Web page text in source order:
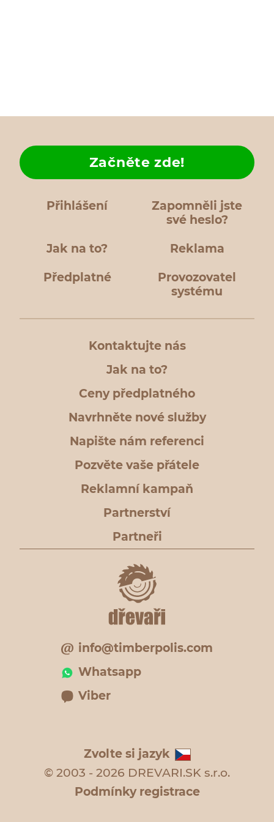
Přihlášení
Zapomněli jste
své heslo?
Jak na to?
Začněte zde!
Reklama
Předplatné
Provozovatel
systému
Kontaktujte nás
Jak na to?
Ceny předplatného
Navrhněte nové služby
Napište nám referenci
Pozvěte vaše přátele
Reklamní kampaň
Partnerství
Partneři
info@timberpolis.com
Whatsapp
Viber
Zvolte si jazyk
© 2003 - 2026 DREVARI.SK s.r.o.
Podmínky registrace